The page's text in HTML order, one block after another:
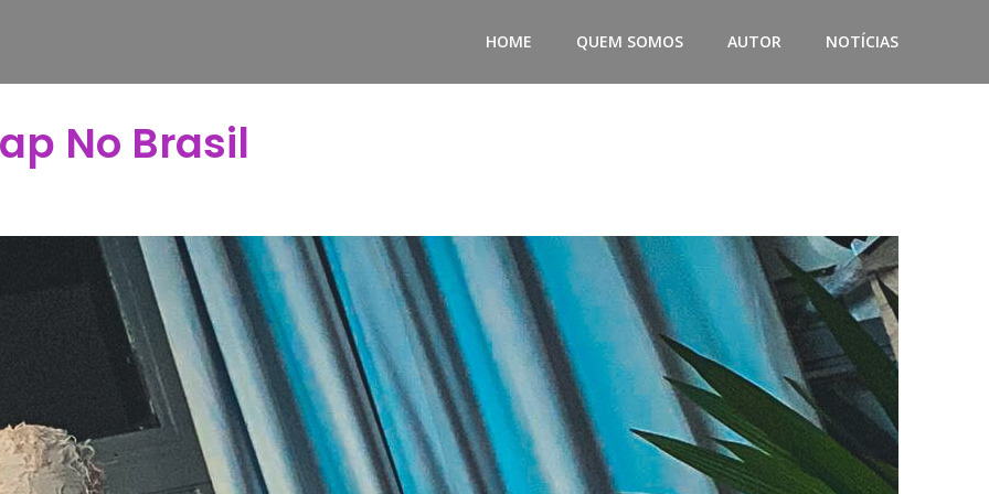
HOME QUEM SOMOS AUTOR NOTÍCIAS
No Brasil